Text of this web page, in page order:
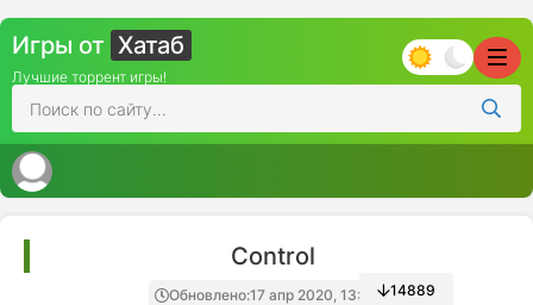
Игры от Хатаб
Лучшие торрент игры!
Control
Обновлено:17 апр 2020, 13:40 14889